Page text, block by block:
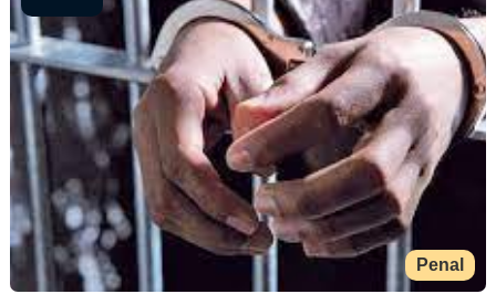
Penal